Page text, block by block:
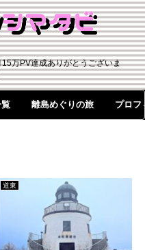
万PV達成ありがとうございま
離島めぐりの旅 プロフ
道東